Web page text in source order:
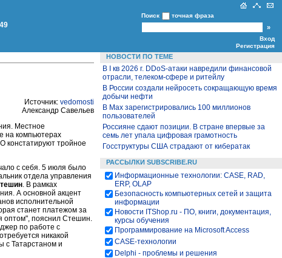
Поиск точная фраза
Вход
Регистрация
Источник: vedomosti
Александр Савельев
Местное
на компьютерах
констатируют тройное
с себя. 5 июля было
отдела управления
. В рамках
А основной акцент
исполнительной
станет платежом за
оптом", пояснил Стешин.
по работе с
никакой
с Татарстаном и
НОВОСТИ ПО ТЕМЕ
В I кв 2026 г. DDoS-атаки навредили финансовой
отрасли, телеком-сфере и ритейлу
В России создали нейросеть сокращающую время
добычи нефти
В Max зарегистрировались 100 миллионов
пользователей
Россияне сдают позиции. В стране впервые за
семь лет упала цифровая грамотность
Госструктуры США страдают от кибератак
РАССЫЛКИ SUBSCRIBE.RU
Информационные технологии: CASE, RAD,
ERP, OLAP
Безопасность компьютерных сетей и защита
информации
Новости ITShop.ru - ПО, книги, документация,
курсы обучения
Программирование на Microsoft Access
CASE-технологии
Delphi - проблемы и решения